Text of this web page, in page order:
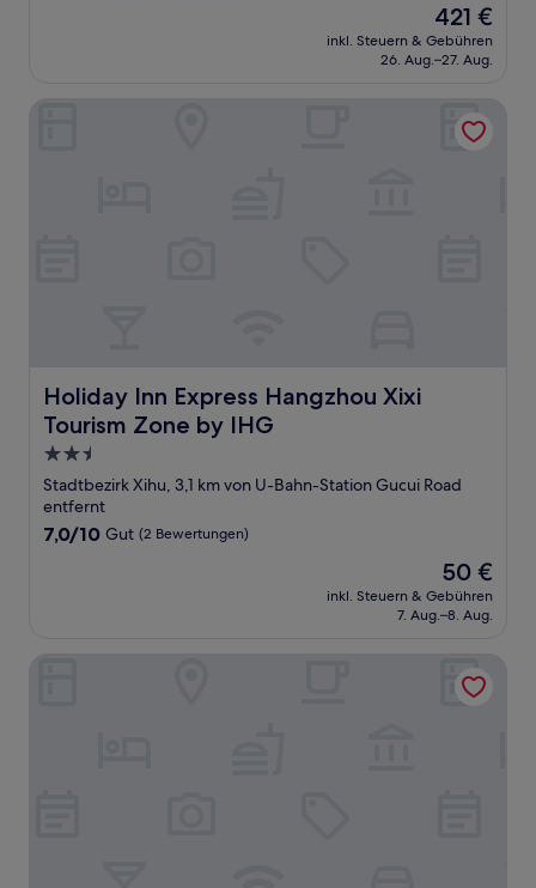
Bewertungen)
Der
Preis
beträgt
421 €
inkl. Steuern & Gebühren
26. Aug.–27. Aug.
Holiday Inn Express Hangzhou Xixi
Tourism Zone by IHG
Holiday Inn Express Hangzhou Xixi Tourism Zone by IHG
2.5-
Sterne-
Unterkunft
Stadtbezirk Xihu, 3,1 km von U-Bahn-Station Gucui Road
entfernt
7.0
7,0/10 Gut (2 Bewertungen)
Der
Preis
beträgt
50 €
inkl. Steuern & Gebühren
7. Aug.–8. Aug.
Holiday Inn Express Hangzhou Xixi Tourism Zone by IHG